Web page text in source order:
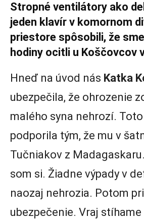
Stropné ventilátory ako
jeden klavír v komornom
priestore spôsobili, že
hodiny ocitli u Koščovcov
Hneď na úvod nás Katka
ubezpečila, že ohrozenie
malého syna nehrozí.
podporila tým, že mu v
Tučniakov z
som si. Žiadne výpady v
naozaj nehrozia. Potom
ubezpečenie. Vraj